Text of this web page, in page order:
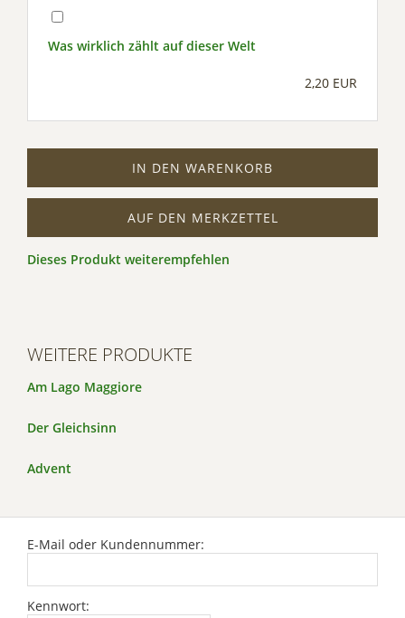
Was wirklich zählt auf dieser Welt
2,20 EUR
IN DEN WARENKORB
AUF DEN MERKZETTEL
Dieses Produkt weiterempfehlen
WEITERE PRODUKTE
Am Lago Maggiore
Der Gleichsinn
Advent
E-Mail oder Kundennummer:
Kennwort: